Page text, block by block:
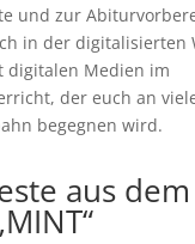
und zur
in der digitalisierten
digitalen Medien im
der euch an
begegnen wird.
aus dem